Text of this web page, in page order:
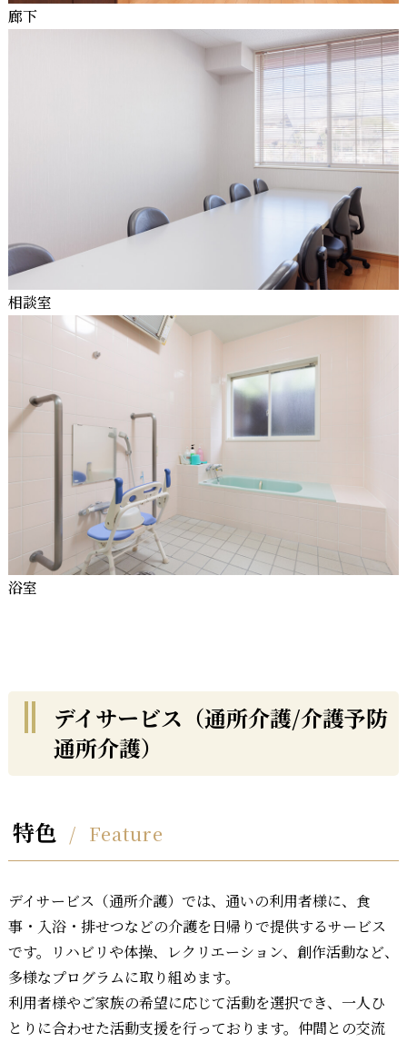
廊下
相談室
浴室
デイサービス（通所介護/介護予防
通所介護）
特色 Feature
デイサービス（通所介護）では、通いの利用者様に、食
事・入浴・排せつなどの介護を日帰りで提供するサービス
です。リハビリや体操、レクリエーション、創作活動など、
多様なプログラムに取り組めます。
利用者様やご家族の希望に応じて活動を選択でき、一人ひ
とりに合わせた活動支援を行っております。仲間との交流